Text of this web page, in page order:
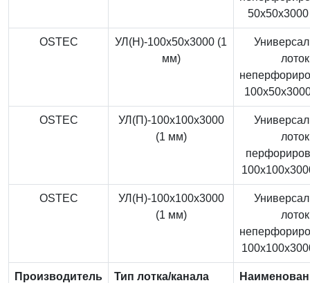
OSTEC
УЛ(Н)-100x50x3000 (1
мм)
лоток
OSTEC
УЛ(П)-100x100x3000
(1 мм)
лоток
OSTEC
УЛ(Н)-100x100x3000
(1 мм)
лоток
Производитель Тип лотка/канала